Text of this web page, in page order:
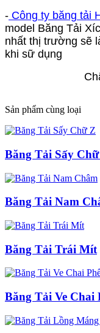
- Công ty băng tải
model Băng Tải
nhất thị trường sẽ
khi sữ dụng
Chân
Sản phẩm cùng loại
Băng Tải Sấy
Băng Tải Nam
Băng Tải Trái Mít
Băng Tải Ve Chai